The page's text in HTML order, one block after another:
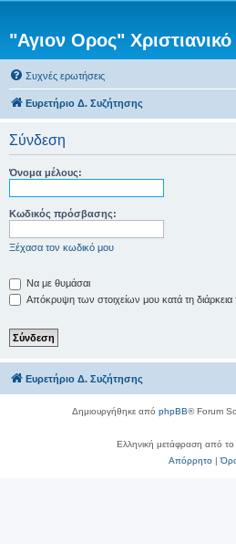
"Αγιον Ορος"
Συχνές ερωτήσεις
Ευρετήριο Δ. Συζήτησης
Σύνδεση
Όνομα μέλους:
Κωδικός πρόσβασης:
Ξέχασα τον κωδικό μου
Να με θυμάσαι
Απόκρυψη των στοιχείων μου κατά τη
Ευρετήριο Δ. Συζήτησης
Δημιουργήθηκε από phpBB® Forum
Ελληνική μετάφραση από το
Απόρρητο|